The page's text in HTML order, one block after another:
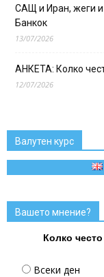
САЩ и Иран, жеги и
Банкок
13/07/2026
АНКЕТА: Колко
12/07/2026
Валутен курс
Вашето мнение?
Колко
Всеки ден